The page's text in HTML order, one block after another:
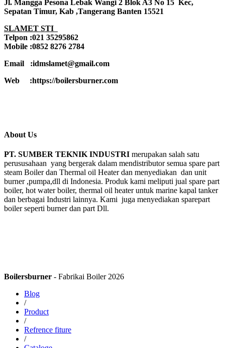
Jl. Mangga Pesona Lebak Wangi 2 Blok A3 No 15 Kec,
Sepatan Timur, Kab ,Tangerang Banten 15521
SLAMET STI
Telpon :021 35295862
Mobile :0852 8276 2784
Email :idmslamet@gmail.com
Web :https://boilersburner.com
About Us
PT. SUMBER TEKNIK INDUSTRI merupakan salah satu
perususahaan yang bergerak dalam mendistributor semua spare part
steam Boiler dan Thermal oil Heater dan menyediakan dan unit
burner ,pumpa,dll di Indonesia. Produk kami meliputi jual spare part
boiler, hot water boiler, thermal oil heater untuk marine kapal tanker
dan berbagai Industri lainnya. Kami juga menyediakan sparepart
boiler seperti burner dan part Dll.
Boilersburner - Fabrikai Boiler 2026
Blog
/
Product
/
Refrence fiture
/